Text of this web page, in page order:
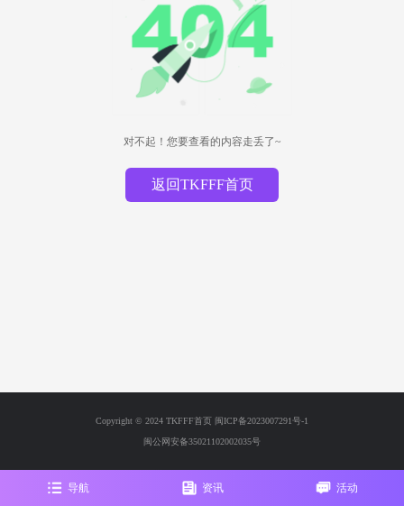
对不起！您要查看的内容走丢了~
返回TKFFF首页
Copyright © 2024 TKFFF首页 闽ICP备2023007291号-1
闽公网安备35021102002035号
导航 资讯 活动